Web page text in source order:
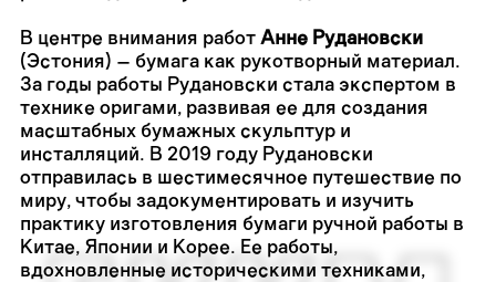
В центре внимания работ Аннe Рудановски
(Эстония) – бумага как рукотворный материал.
За годы работы Рудановски стала экспертом в
технике оригами, развивая ее для создания
масштабных бумажных скульптур и
инсталляций. В 2019 году Рудановски
отправилась в шестимесячное путешествие по
миру, чтобы задокументировать и изучить
практику изготовления бумаги ручной работы в
Китае, Японии и Корее. Ее работы,
вдохновленные историческими техниками,